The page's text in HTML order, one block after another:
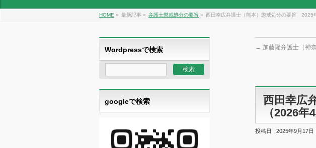
HOME » 最新記事 » 弁護士懲戒処分の要旨 » 西田幸広弁護士（熊本）懲戒処分の要旨 2025
← 加藤隆弁護士（神
西田幸広
（2026年
投稿日 : 2025年9月17日
Wordpressで検索
googleで検索